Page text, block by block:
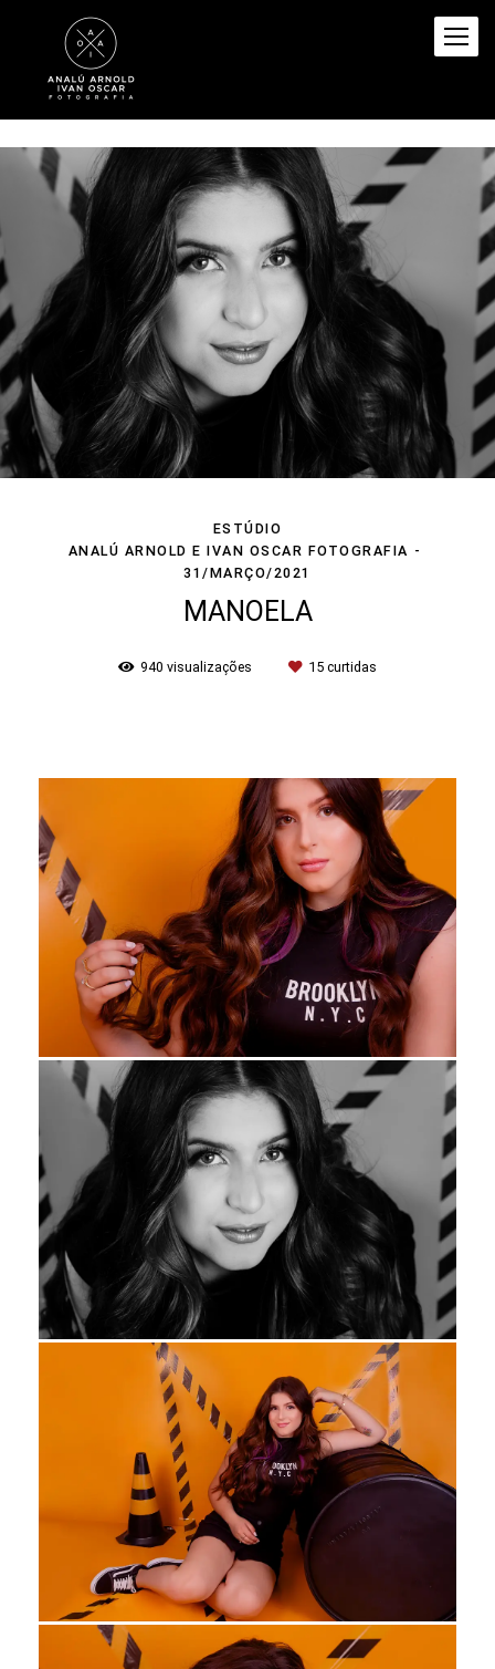
ESTÚDIO
ANALÚ ARNOLD E IVAN OSCAR FOTOGRAFIA
31/MARÇO/2021
MANOELA
940 visualizações 15 curtidas